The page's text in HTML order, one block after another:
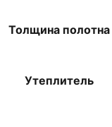
Толщина полотна
Утеплитель